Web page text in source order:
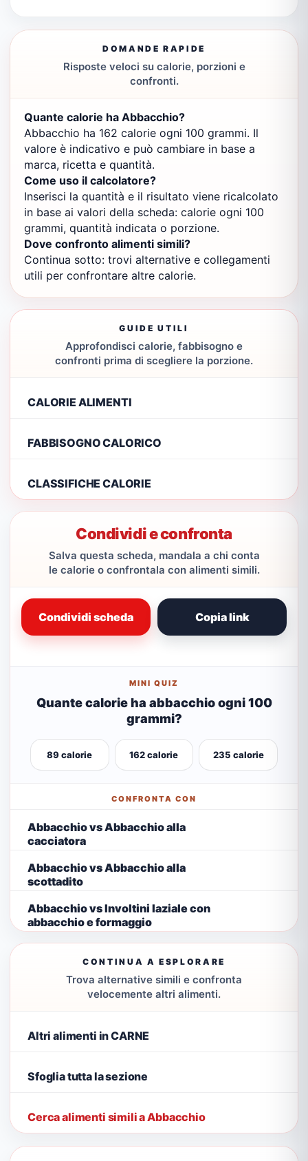
DOMANDE RAPIDE
Risposte veloci su calorie, porzioni e
confronti.
Quante calorie ha Abbacchio?
Abbacchio ha 162 calorie ogni 100 grammi. Il
valore è indicativo e può cambiare in base a
marca, ricetta e quantità.
Come uso il calcolatore?
Inserisci la quantità e il risultato viene ricalcolato
in base ai valori della scheda: calorie ogni 100
grammi, quantità indicata o porzione.
Dove confronto alimenti simili?
Continua sotto: trovi alternative e collegamenti
utili per confrontare altre calorie.
GUIDE UTILI
Approfondisci calorie, fabbisogno e
confronti prima di scegliere la porzione.
CALORIE ALIMENTI
FABBISOGNO CALORICO
CLASSIFICHE CALORIE
Condividi e confronta
Salva questa scheda, mandala a chi conta
le calorie o confrontala con alimenti simili.
Condividi scheda Copia link
MINI QUIZ
Quante calorie ha abbacchio ogni 100
grammi?
89 calorie 162 calorie 235 calorie
CONFRONTA CON
Abbacchio vs Abbacchio alla
cacciatora
Abbacchio vs Abbacchio alla
scottadito
Abbacchio vs Involtini laziale con
abbacchio e formaggio
CONTINUA A ESPLORARE
Trova alternative simili e confronta
velocemente altri alimenti.
Altri alimenti in CARNE
Sfoglia tutta la sezione
Cerca alimenti simili a Abbacchio